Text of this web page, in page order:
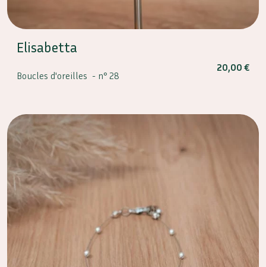
Elisabetta
Boucles d'oreilles - n° 28
20,00 €